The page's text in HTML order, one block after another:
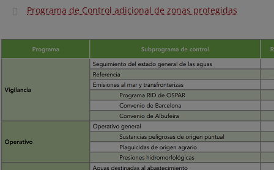
Programa de Control adicional de zonas protegidas